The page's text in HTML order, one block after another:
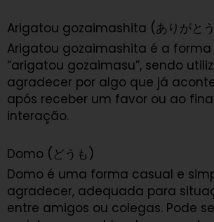
Arigatou gozaimashita (ありがと
Arigatou gozaimashita é a
“arigatou gozaimasu”, sendo
agradecer por algo que já
após receber um favor ou ao
interação.
Domo (どうも)
Domo é uma forma casual e
agradecer, adequada para
entre amigos ou colegas. Pode